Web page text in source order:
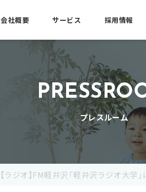
会社概要 サービス 採用情報
プレスルーム
【ラジオ】FM軽井沢「軽井沢ラジオ大学